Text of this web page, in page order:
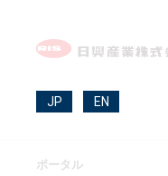
JP EN
ポータル